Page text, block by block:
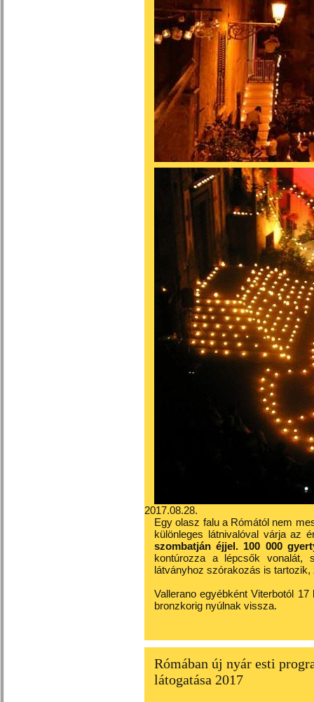
2017.08.28.
Egy olasz falu a Rómától nem
különleges látnivalóval várja az
szombatján éjjel. 100 000
kontúrozza a lépcsők vonalát,
látványhoz szórakozás is
Vallerano egyébként Viterbotól
bronzkorig nyúlnak vissza.
Rómában új nyár esti
látogatása 2017